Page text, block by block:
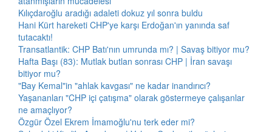
Kılıçdaroğlu aradığı adaleti dokuz yıl sonra buldu
Hani Kürt hareketi CHP'ye karşı Erdoğan'ın yanında saf
tutacaktı!
Transatlantik: CHP Batı'nın umrunda mı? | Savaş bitiyor mu?
Hafta Başı (83): Mutlak butlan sonrası CHP | İran savaşı
bitiyor mu?
"Bay Kemal"in "ahlak kavgası" ne kadar inandırıcı?
Yaşananları "CHP içi çatışma" olarak göstermeye çalışanlar
ne amaçlıyor?
Özgür Özel Ekrem İmamoğlu'nu terk eder mi?